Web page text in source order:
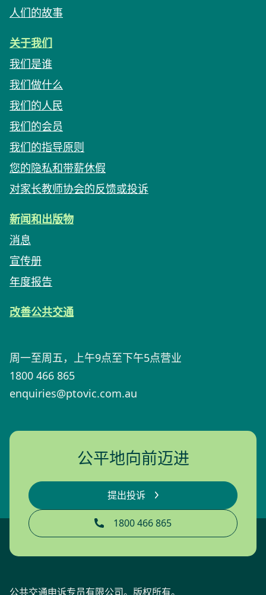
人们的故事
关于我们
我们是谁
我们做什么
我们的人民
我们的会员
我们的指导原则
您的隐私和带薪休假
对家长教师协会的反馈或投诉
新闻和出版物
消息
宣传册
年度报告
改善公共交通
周一至周五，上午9点至下午5点营业
1800 466 865
enquiries@ptovic.com.au
公平地向前迈进
提出投诉
1800 466 865
公共交通申诉专员有限公司。版权所有。